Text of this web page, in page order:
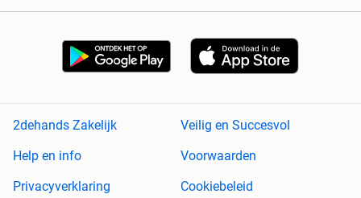
2dehands Zakelijk
Veilig en Succesvol
Help en info
Voorwaarden
Privacyverklaring
Cookiebeleid